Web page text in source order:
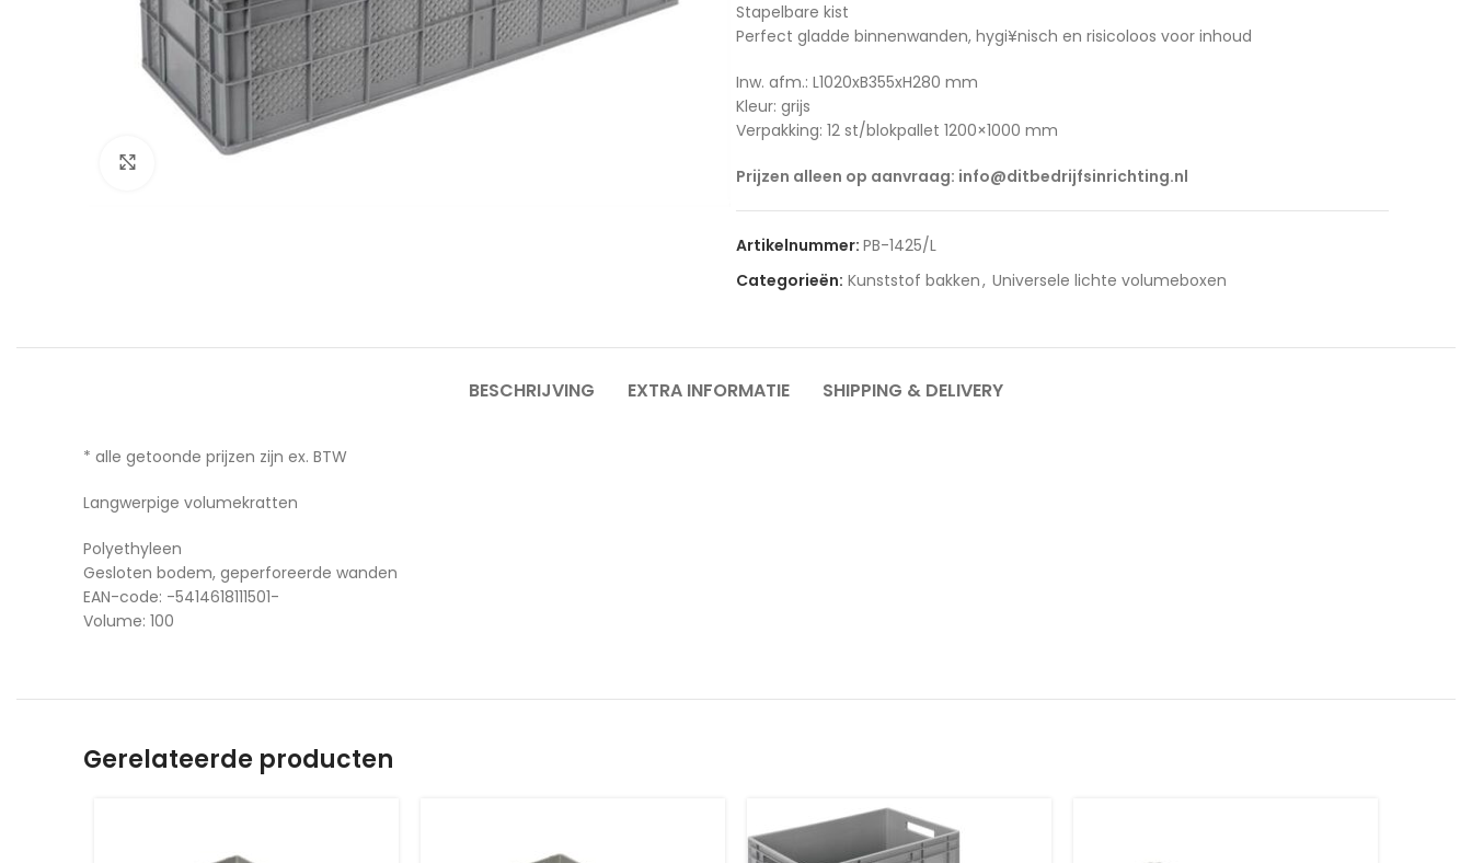
Stapelbare kist
Perfect gladde binnenwanden, hygi¥nisch en risicoloos voor inhoud
Inw. afm.: L1020xB355xH280 mm
Kleur: grijs
Verpakking: 12 st/blokpallet 1200×1000 mm
Prijzen alleen op aanvraag: info@ditbedrijfsinrichting.nl
Artikelnummer: PB-1425/L
Categorieën: Kunststof bakken, Universele lichte volumeboxen
BESCHRIJVING EXTRA INFORMATIE SHIPPING & DELIVERY
* alle getoonde prijzen zijn ex. BTW
Langwerpige volumekratten
Polyethyleen
Gesloten bodem, geperforeerde wanden
EAN-code: -5414618111501-
Volume: 100
Gerelateerde producten